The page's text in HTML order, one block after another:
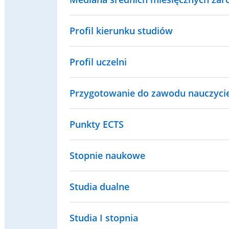
Profil kierunku studiów
Profil uczelni
Przygotowanie do zawodu
Punkty ECTS
Stopnie naukowe
Studia dualne
Studia I stopnia